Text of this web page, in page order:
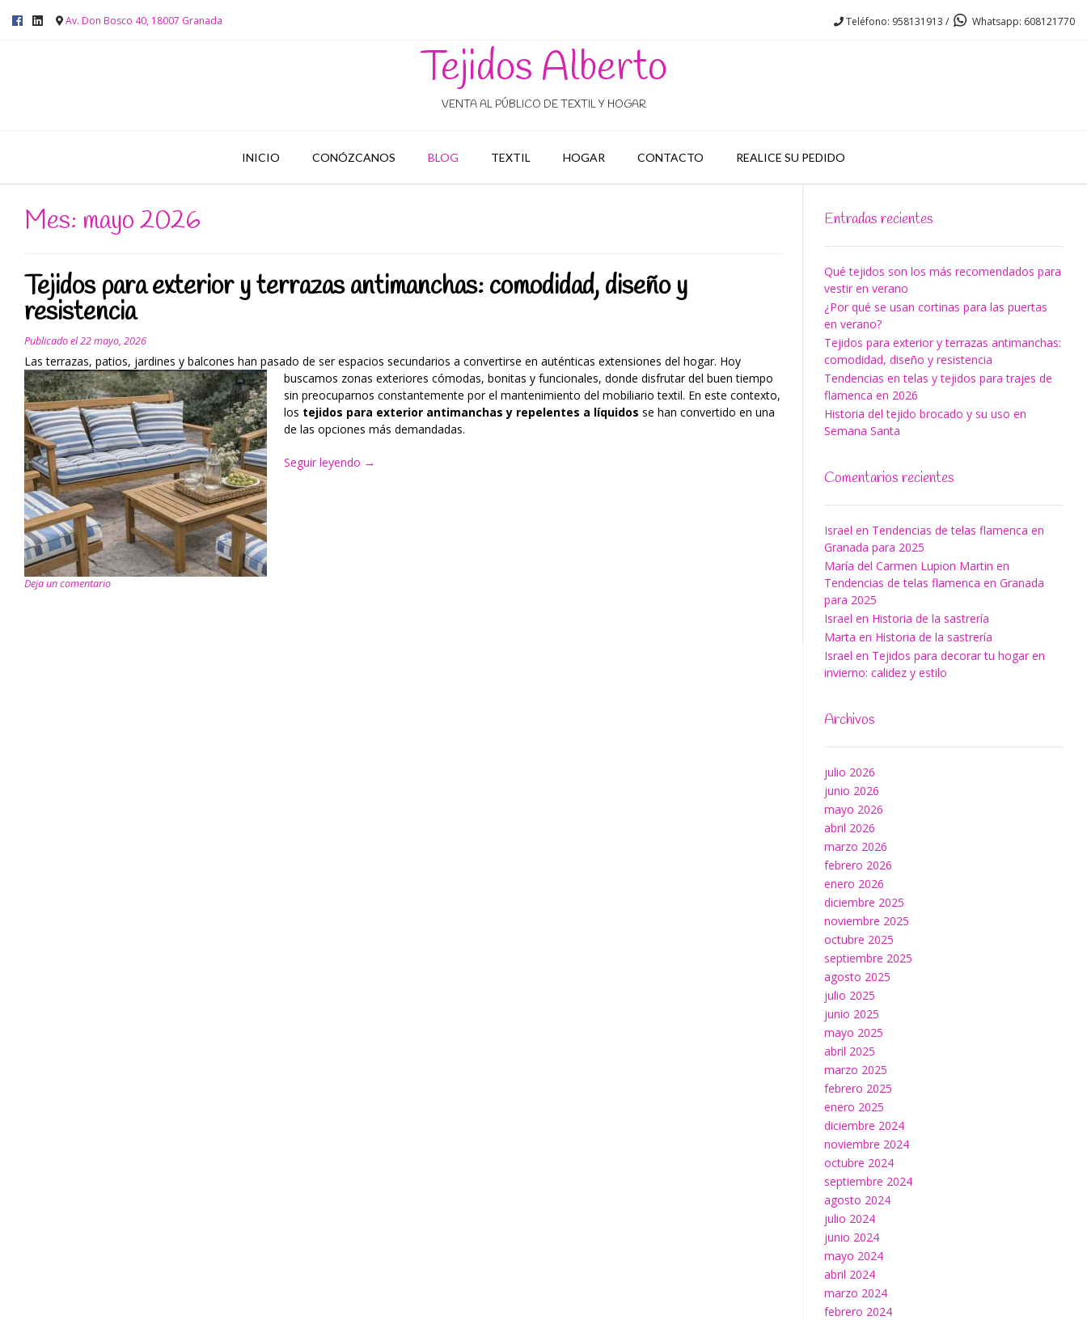
Av. Don Bosco 40, 18007 Granada Teléfono: 958131913 / Whatsapp: 608121770
Tejidos Alberto
VENTA AL PÚBLICO DE TEXTIL Y HOGAR
INICIO CONÓZCANOS BLOG TEXTIL HOGAR CONTACTO REALICE SU PEDIDO
Mes: mayo 2026
Tejidos para exterior y terrazas antimanchas: comodidad, diseño y
resistencia
Publicado el22 mayo, 2026
Las terrazas, patios, jardines y balcones han pasado de ser espacios secundarios a convertirse en auténticas extensiones del hogar. Hoy
buscamos zonas exteriores cómodas, bonitas y funcionales, donde disfrutar del buen tiempo
sin preocuparnos constantemente por el mantenimiento del mobiliario textil. En este contexto,
los tejidos para exterior antimanchas y repelentes a líquidos se han convertido en una
de las opciones más demandadas.
Seguir leyendo “Tejidos
→
Deja un comentario
Entradas recientes
Qué tejidos son los más recomendados para
vestir en verano
¿Por qué se usan cortinas para las puertas
en verano?
Tejidos para exterior y terrazas antimanchas:
comodidad, diseño y resistencia
Tendencias en telas y tejidos para trajes de
flamenca en 2026
Historia del tejido brocado y su uso en
Semana Santa
Comentarios recientes
Israel en Tendencias de telas flamenca en
Granada para 2025
María del Carmen Lupion Martin en
Tendencias de telas flamenca en Granada
para 2025
Israel en Historia de la sastrería
Marta en Historia de la sastrería
Israel en Tejidos para decorar tu hogar en
invierno: calidez y estilo
Archivos
julio 2026
junio 2026
mayo 2026
abril 2026
marzo 2026
febrero 2026
enero 2026
diciembre 2025
noviembre 2025
octubre 2025
septiembre 2025
agosto 2025
julio 2025
junio 2025
mayo 2025
abril 2025
marzo 2025
febrero 2025
enero 2025
diciembre 2024
noviembre 2024
octubre 2024
septiembre 2024
agosto 2024
julio 2024
junio 2024
mayo 2024
abril 2024
marzo 2024
febrero 2024